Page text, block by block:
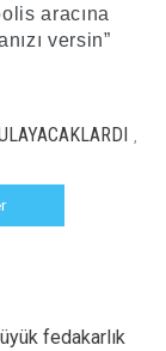
aracına
versin”
,
fedakarlık